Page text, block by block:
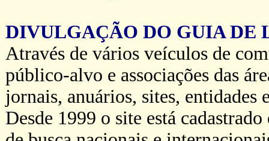
DIVULGAÇÃO DO GUIA DE
Através de vários veículos de
público-alvo e associações das
jornais, anuários, sites, entidades
Desde 1999 o site está